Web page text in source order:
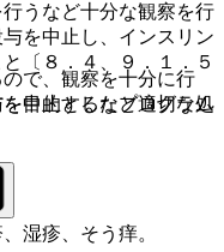
うなど十分な観察を行
を中止し、インスリン
〔８．４、９．１．５
湿疹、そう痒。
で、観察を十分に行
中止するなど適切な処
目的としたプログラム